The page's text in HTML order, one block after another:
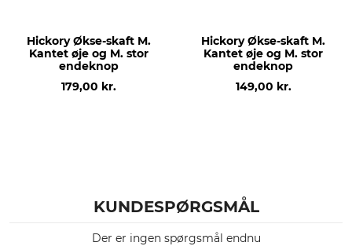
Hickory Økse-skaft M.
Kantet øje og M. stor
endeknop
179,00 kr.
Hickory Økse-skaft M.
Kantet øje og M. stor
endeknop
149,00 kr.
KUNDESPØRGSMÅL
Der er ingen spørgsmål endnu